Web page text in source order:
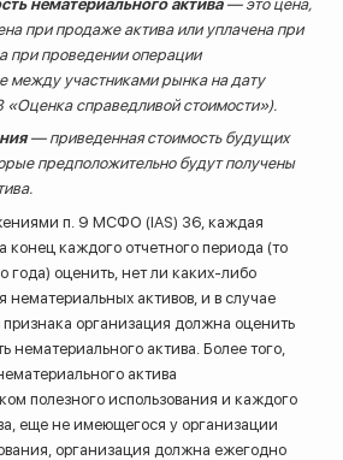
нематериального актива— это цена,
при продаже актива или уплачена при
при проведении операции
между участниками рынка на дату
справедливой стоимости»).
— приведенная стоимость будущих
предположительно будут получены
п. 9 МСФО (IAS) 36, каждая
конец каждого отчетного периода (то
года) оценить, нет ли каких-либо
нематериальных активов, и в случае
признака организация должна оценить
нематериального актива. Более того,
актива
полезного использования и каждого
еще не имеющегося у организации
организация должна ежегодно